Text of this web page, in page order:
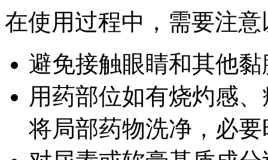
在使用过程中，需要注
避免接触眼睛和其他
用药部位如有烧灼感
将局部药物洗净，必